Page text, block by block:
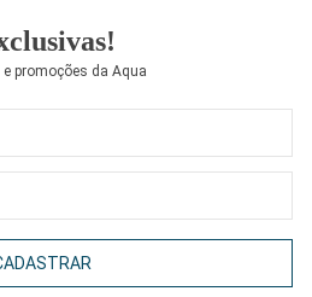
promoções da Aqua